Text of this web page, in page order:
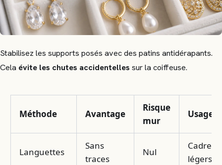
Stabilisez les supports posés avec des patins antidérapants.
Cela évite les chutes accidentelles sur la coiffeuse.
Méthode Avantage
Risque
mur
Usage
Languettes
Sans
traces
Nul
Cadres
légers